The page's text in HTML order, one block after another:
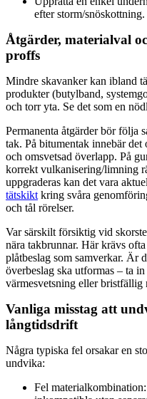
efter storm/snöskottning.
Åtgärder, materialval
proffs
Mindre skavanker kan ibland
produkter (butylband,
och torr yta. Se det som en
Permanenta åtgärder bör följa
tak. På bitumentak innebär
och omsvetsad överlapp. På
korrekt vulkanisering/limning
uppgraderas kan det vara
tätskikt kring svåra
och tål rörelser.
Var särskilt försiktig vid
nära takbrunnar. Här krävs
plåtbeslag som samverkar. Är
överbeslag ska utformas – ta
värmesvetsning eller bristfällig
Vanliga misstag att
långtidsdrift
Några typiska fel orsakar en
undvika:
Fel